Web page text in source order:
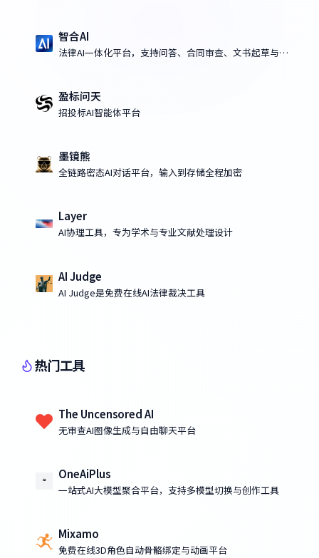
智合AI
法律AI一体化平台，支持问答、合同审查、文书起草与课
盈标问天
招投标AI智能体平台
墨镜熊
全链路密态AI对话平台，输入到存储全程加密
Layer
AI协理工具，专为学术与专业文献处理设计
AI Judge
AI Judge是免费在线AI法律裁决工具
热门工具
The Uncensored AI
无审查AI图像生成与自由聊天平台
OneAiPlus
一站式AI大模型聚合平台，支持多模型切换与创作工具
Mixamo
免费在线3D角色自动骨骼绑定与动画平台